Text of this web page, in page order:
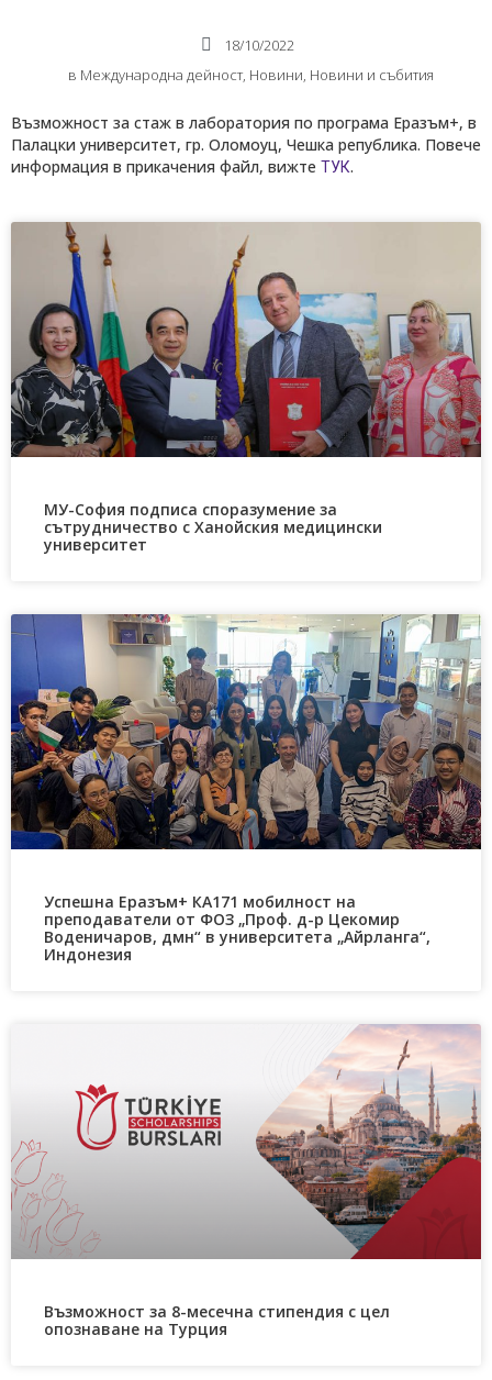
18/10/2022
в Международнa дейност, Новини, Новини и събития
Възможност за стаж в лаборатория по програма Еразъм+, в
Палацки университет, гр. Оломоуц, Чешка република. Повече
информация в прикачения файл, вижте ТУК.
МУ-София подписа споразумение за
сътрудничество с Ханойския медицински
университет
Успешна Еразъм+ КА171 мобилност на
преподаватели от ФОЗ „Проф. д-р Цекомир
Воденичаров, дмн“ в университета „Айрланга“,
Индонезия
Възможност за 8-месечна стипендия с цел
опознаване на Турция